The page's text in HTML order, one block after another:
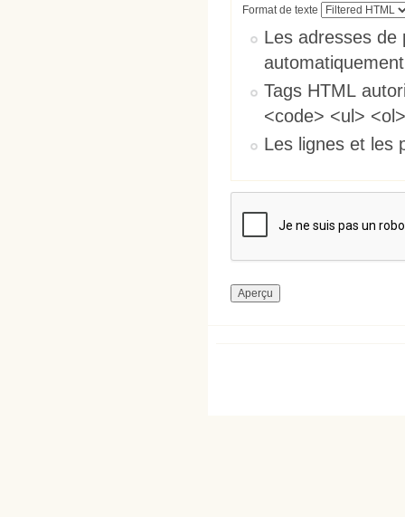
Format de texte
Les adresses de
Tags HTML
<code> <ul>
Les lignes et les